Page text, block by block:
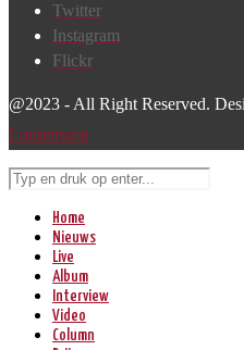
Twitter
Instagram
Flickr
@2023 - All Right Reserved.
Lourenssen
Home
Nieuws
Live
Album
Interview
Video
Column